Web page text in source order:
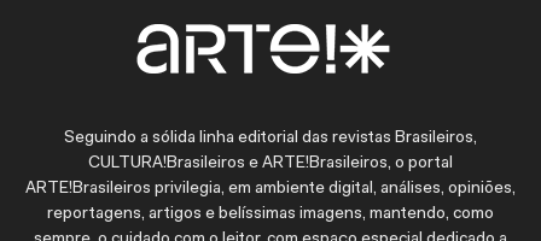
Seguindo a sólida linha editorial das revistas Brasileiros,
CULTURA!Brasileiros e ARTE!Brasileiros, o portal
ARTE!Brasileiros privilegia, em ambiente digital, análises, opiniões,
reportagens, artigos e belíssimas imagens, mantendo, como